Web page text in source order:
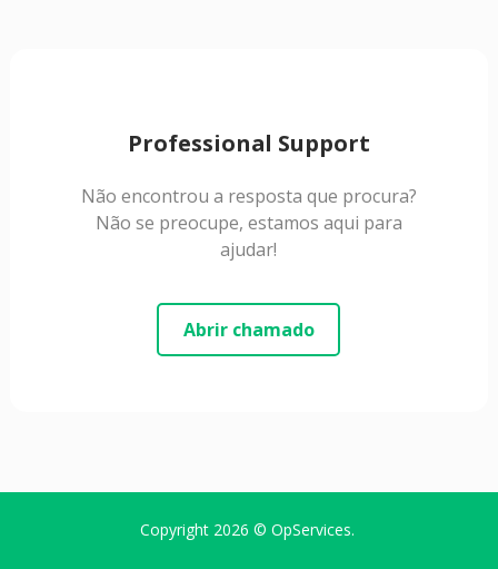
Professional Support
Não encontrou a resposta que procura?
Não se preocupe, estamos aqui para
ajudar!
Abrir chamado
Copyright 2026 © OpServices.